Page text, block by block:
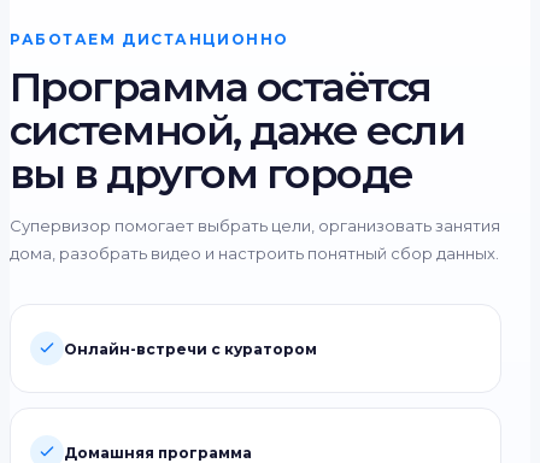
РАБОТАЕМ ДИСТАНЦИОННО
Программа остаётся
системной, даже если
вы в другом городе
Супервизор помогает выбрать цели, организовать занятия
дома, разобрать видео и настроить понятный сбор данных.
Онлайн-встречи с куратором
Домашняя программа